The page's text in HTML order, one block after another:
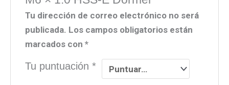
Tu dirección de correo electrónico no será
publicada. Los campos obligatorios están
marcados con*
Tu puntuación*